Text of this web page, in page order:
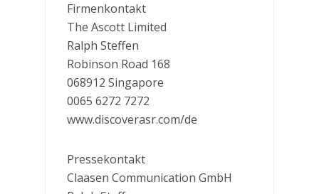
Firmenkontakt
The Ascott Limited
Ralph Steffen
Robinson Road 168
068912 Singapore
0065 6272 7272
www.discoverasr.com/de
Pressekontakt
Claasen Communication GmbH